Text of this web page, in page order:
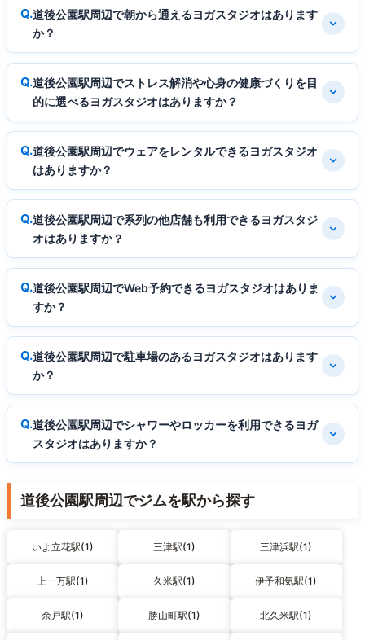
道後公園駅周辺で朝から通えるヨガスタジオはあります
か？
道後公園駅周辺でストレス解消や心身の健康づくりを目
的に選べるヨガスタジオはありますか？
道後公園駅周辺でウェアをレンタルできるヨガスタジオ
はありますか？
道後公園駅周辺で系列の他店舗も利用できるヨガスタジ
オはありますか？
道後公園駅周辺でWeb予約できるヨガスタジオはありま
すか？
道後公園駅周辺で駐車場のあるヨガスタジオはあります
か？
道後公園駅周辺でシャワーやロッカーを利用できるヨガ
スタジオはありますか？
道後公園駅周辺でジムを駅から探す
いよ立花駅(1) 三津駅(1) 三津浜駅(1)
上一万駅(1) 久米駅(1) 伊予和気駅(1)
余戸駅(1) 勝山町駅(1) 北久米駅(1)